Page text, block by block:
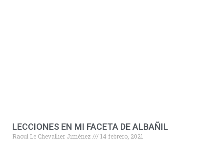
LECCIONES EN MI FACETA DE ALBAÑIL
Raoul Le Chevallier Jiménez 14 febrero, 2021